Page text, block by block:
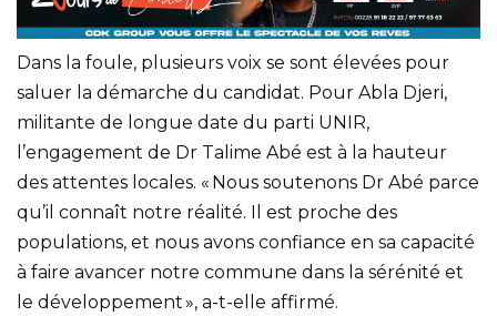
Dans la foule, plusieurs voix se sont élevées pour
saluer la démarche du candidat. Pour Abla Djeri,
militante de longue date du parti UNIR,
l’engagement de Dr Talime Abé est à la hauteur
des attentes locales. « Nous soutenons Dr Abé parce
qu’il connaît notre réalité. Il est proche des
populations, et nous avons confiance en sa capacité
à faire avancer notre commune dans la sérénité et
le développement », a-t-elle affirmé.